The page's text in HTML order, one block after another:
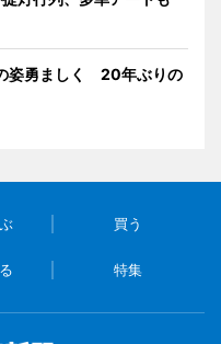
姿勇ましく 20年ぶりの
買う
特集